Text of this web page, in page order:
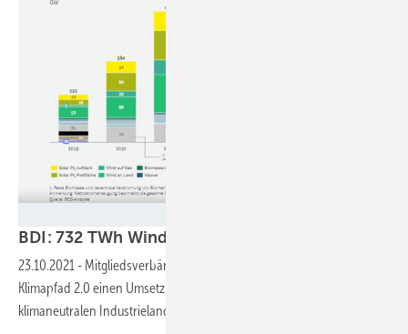
BDI: 732 TWh Wind- und 235 TWh Solarstrom
23.10.2021 - Mitgliedsverbände des BDI und Experten legen mit dem
Klimapfad 2.0 einen Umsetzungsvorschlag für den Umbau zu einem
klimaneutralen Industrieland